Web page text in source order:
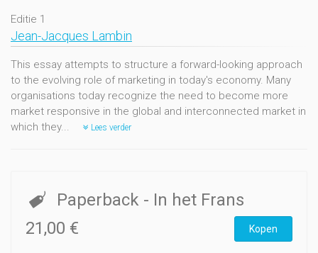
Editie 1
Jean-Jacques Lambin
This essay attempts to structure a forward-looking approach
to the evolving role of marketing in today's economy. Many
organisations today recognize the need to become more
market responsive in the global and interconnected market in
which they...
Lees verder
Paperback - In het Frans
21,00 €
Kopen